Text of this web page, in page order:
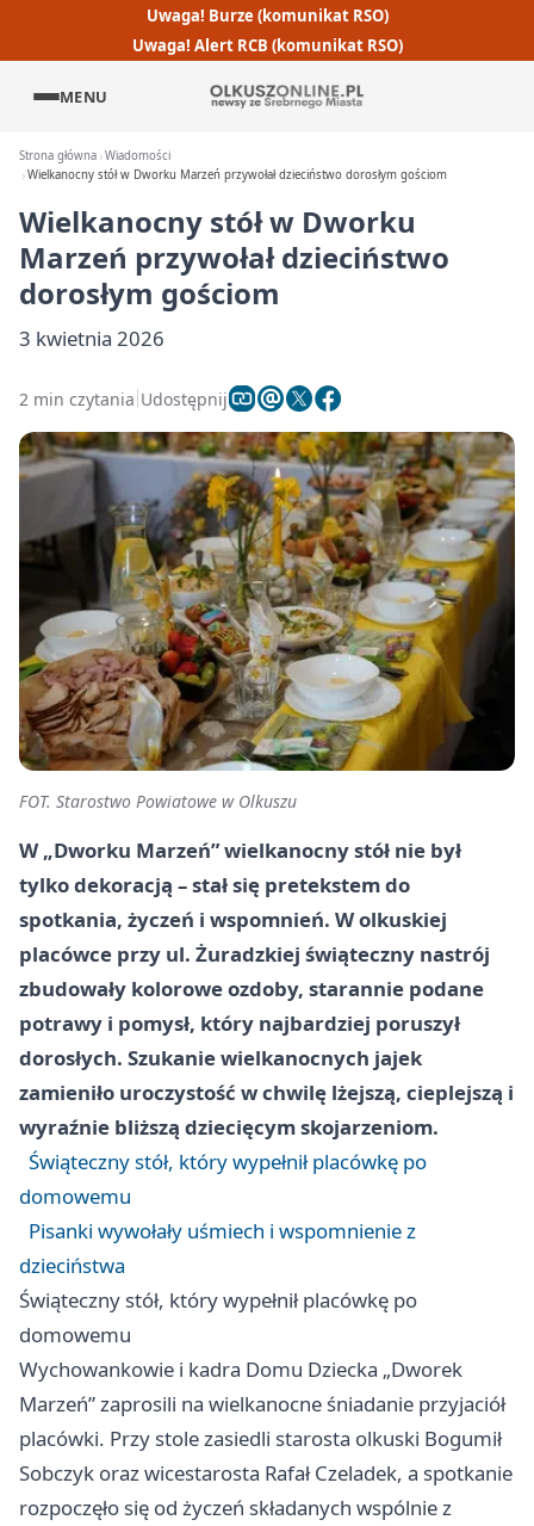
Uwaga! Burze (komunikat RSO)
Uwaga! Alert RCB (komunikat RSO)
MENU
Strona główna Wiadomości
Wielkanocny stół w Dworku Marzeń przywołał dzieciństwo dorosłym gościom
Wielkanocny stół w Dworku
Marzeń przywołał dzieciństwo
dorosłym gościom
3 kwietnia 2026
2 min czytania Udostępnij
FOT. Starostwo Powiatowe w Olkuszu
W „Dworku Marzeń” wielkanocny stół nie był
tylko dekoracją – stał się pretekstem do
spotkania, życzeń i wspomnień. W olkuskiej
placówce przy ul. Żuradzkiej świąteczny nastrój
zbudowały kolorowe ozdoby, starannie podane
potrawy i pomysł, który najbardziej poruszył
dorosłych. Szukanie wielkanocnych jajek
zamieniło uroczystość w chwilę lżejszą, cieplejszą i
wyraźnie bliższą dziecięcym skojarzeniom.
Świąteczny stół, który wypełnił placówkę po
domowemu
Pisanki wywołały uśmiech i wspomnienie z
dzieciństwa
Świąteczny stół, który wypełnił placówkę po
domowemu
Wychowankowie i kadra Domu Dziecka „Dworek
Marzeń” zaprosili na wielkanocne śniadanie przyjaciół
placówki. Przy stole zasiedli starosta olkuski Bogumił
Sobczyk oraz wicestarosta Rafał Czeladek, a spotkanie
rozpoczęło się od życzeń składanych wspólnie z